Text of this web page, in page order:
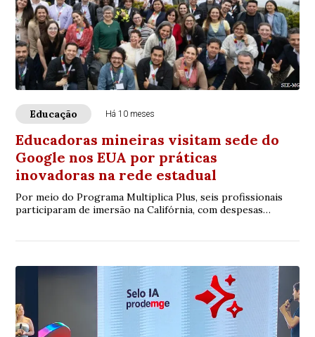
Educação Há 10 meses
Educadoras mineiras visitam sede do
Google nos EUA por práticas
inovadoras na rede estadual
Por meio do Programa Multiplica Plus, seis profissionais
participaram de imersão na Califórnia, com despesas